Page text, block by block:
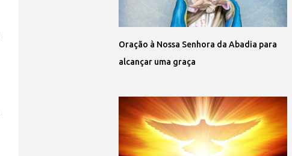
Oração à Nossa Senhora da Abadia para
alcançar uma graça